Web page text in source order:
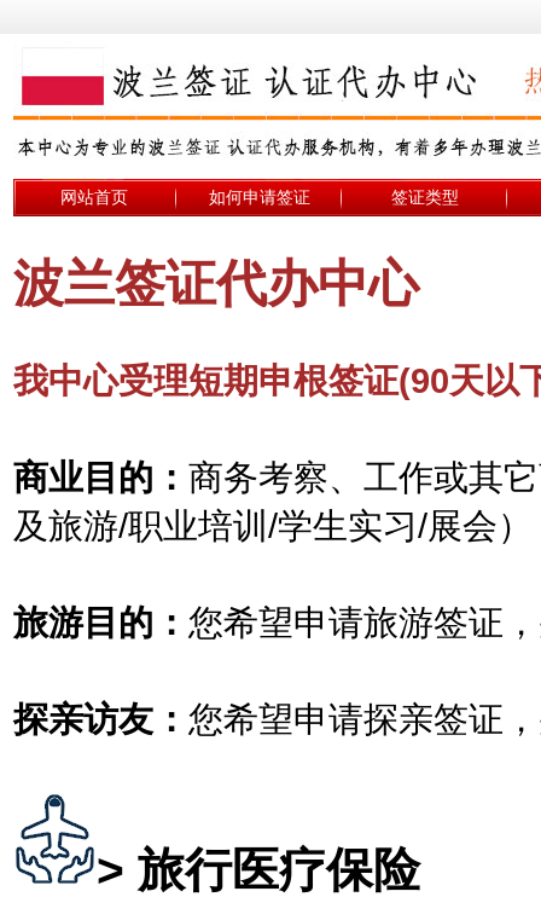
网站首页 如何申请签证 签证类型
波兰签证代办中心
我中心受理短期申根签证(90天以
商业目的： 商务考察、工作或其
及旅游/职业培训/学生实习/展会）
旅游目的： 您希望申请旅游签证
探亲访友： 您希望申请探亲签证
> 旅行医疗保险